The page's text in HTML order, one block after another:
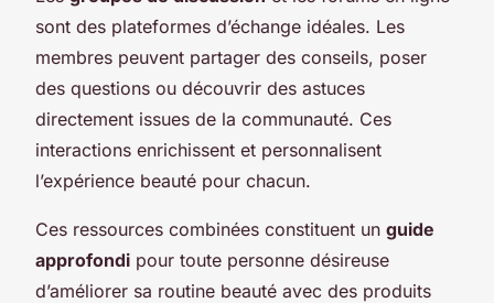
sont des plateformes d’échange idéales. Les
membres peuvent partager des conseils, poser
des questions ou découvrir des astuces
directement issues de la communauté. Ces
interactions enrichissent et personnalisent
l’expérience beauté pour chacun.
Ces ressources combinées constituent un guide
approfondi pour toute personne désireuse
d’améliorer sa routine beauté avec des produits